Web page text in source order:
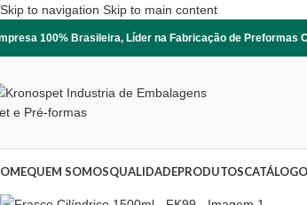
Skip to navigation Skip to main content
100% Brasileira, Líder na Fabricação de Preformas
QUEM SOMOSQUALIDADEPRODUTOS